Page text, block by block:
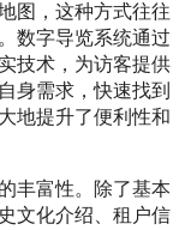
图，这种方式往往
数字导览系统通过
技术，为访客提供
身需求，快速找到
地提升了便利性和
丰富性。除了基本
文化介绍、租户信